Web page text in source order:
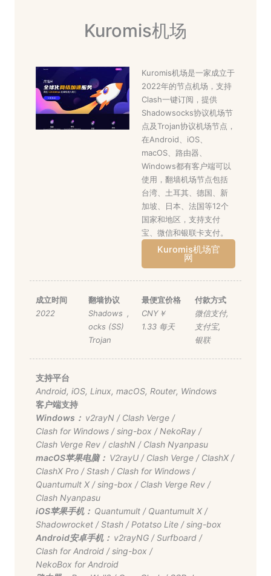
Kuromis机场
Kuromis机场是一家成立于
2022年的节点机场，支持
Clash一键订阅，提供
Shadowsocks协议机场节
点及Trojan协议机场节点，
在Android、iOS、
macOS、路由器、
Windows都有客户端可以
使用，翻墙机场节点包括
台湾、土耳其、德国、新
加坡、日本、法国等12个
国家和地区，支持支付
宝、微信和银联卡支付。
Kuromis机场官
网
成立时间
2022
翻墙协议
Shadows
ocks (SS)
,
Trojan
最便宜价格
CNY￥
1.33 每天
付款方式
微信支付,
支付宝,
银联
支持平台
Android, iOS, Linux, macOS, Router, Windows
客户端支持
Windows： v2rayN/ Clash Verge/
Clash for Windows/sing-box/ NekoRay/
Clash Verge Rev/clashN/ Clash Nyanpasu
macOS苹果电脑： V2rayU/ Clash Verge/ ClashX/
ClashX Pro/Stash/ Clash for Windows/
Quantumult X/sing-box/ Clash Verge Rev/
Clash Nyanpasu
iOS苹果手机： Quantumult/ Quantumult X/
Shadowrocket/Stash/ Potatso Lite/sing-box
Android安卓手机： v2rayNG/Surfboard/
Clash for Android/sing-box/
NekoBox for Android